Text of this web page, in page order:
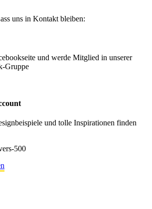
uns in Kontakt bleiben:
und werde Mitglied in unserer
Gruppe
und tolle Inspirationen finden